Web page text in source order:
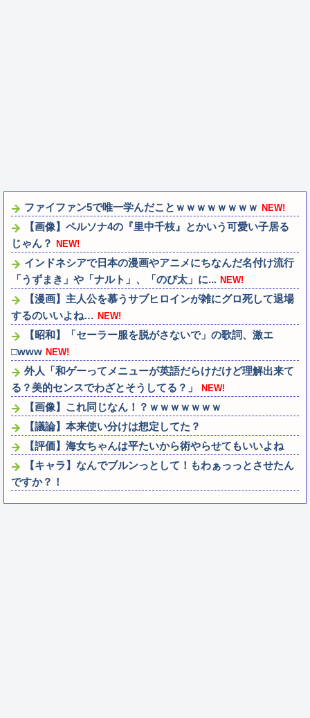
ファイファン5で唯一学んだことｗｗｗｗｗｗｗｗ NEW!
【画像】ペルソナ4の『里中千枝』とかいう可愛い子居る
じゃん？
NEW!
インドネシアで日本の漫画やアニメにちなんだ名付け流行
「うずまき」や「ナルト」、「のび太」に... NEW!
【漫画】主人公を慕うサブヒロインが雑にグロ死して退場
するのいいよね… NEW!
【昭和】「セーラー服を脱がさないで」の歌詞、激エ
□www NEW!
外人「和ゲーってメニューが英語だらけだけど理解出来て
る？美的センスでわざとそうしてる？」
NEW!
【画像】これ同じなん！？ｗｗｗｗｗｗｗ
【議論】本来使い分けは想定してた？
【評価】海女ちゃんは平たいから術やらせてもいいよね
【キャラ】なんでブルンっとして！もわぁっっとさせたん
ですか？！